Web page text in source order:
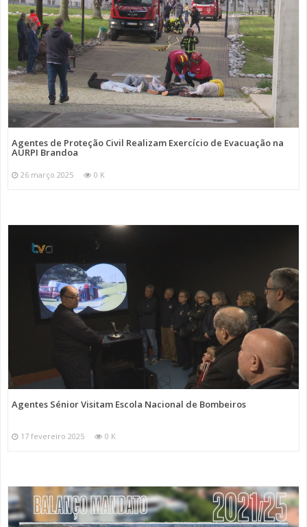
Agentes de Proteção Civil Realizam Exercício de Evacuação na
AURPI Brandoa
26 março 2025 0 K
Agentes Sénior Visitam Escola Nacional de Bombeiros
17 fevereiro 2025 0 K